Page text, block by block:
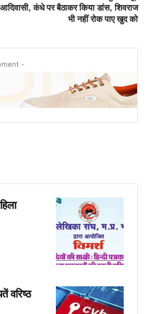
आदिवासी, कंधे पर बैठाकर किया डांस, शिवराज
भी नहीं रोक पाए खुद को
-
वरिष्ठ